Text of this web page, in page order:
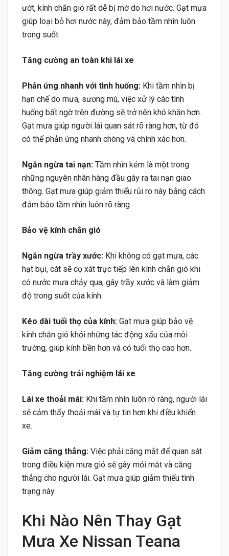
ướt, kính chắn gió rất dễ bị mờ do hơi nước. Gạt mưa
giúp loại bỏ hơi nước này, đảm bảo tầm nhìn luôn
trong suốt.
Tăng cường an toàn khi lái xe
Phản ứng nhanh với tình huống: Khi tầm nhìn bị
hạn chế do mưa, sương mù, việc xử lý các tình
huống bất ngờ trên đường sẽ trở nên khó khăn hơn.
Gạt mưa giúp người lái quan sát rõ ràng hơn, từ đó
có thể phản ứng nhanh chóng và chính xác hơn.
Ngăn ngừa tai nạn: Tầm nhìn kém là một trong
những nguyên nhân hàng đầu gây ra tai nạn giao
thông. Gạt mưa giúp giảm thiểu rủi ro này bằng cách
đảm bảo tầm nhìn luôn rõ ràng.
Bảo vệ kính chắn gió
Ngăn ngừa trầy xước: Khi không có gạt mưa, các
hạt bụi, cát sẽ cọ xát trực tiếp lên kính chắn gió khi
có nước mưa chảy qua, gây trầy xước và làm giảm
độ trong suốt của kính.
Kéo dài tuổi thọ của kính: Gạt mưa giúp bảo vệ
kính chắn gió khỏi những tác động xấu của môi
trường, giúp kính bền hơn và có tuổi thọ cao hơn.
Tăng cường trải nghiệm lái xe
Lái xe thoải mái: Khi tầm nhìn luôn rõ ràng, người lái
sẽ cảm thấy thoải mái và tự tin hơn khi điều khiển
xe.
Giảm căng thẳng: Việc phải căng mắt để quan sát
trong điều kiện mưa gió sẽ gây mỏi mắt và căng
thẳng cho người lái. Gạt mưa giúp giảm thiểu tình
trạng này.
Khi Nào Nên Thay Gạt
Mưa Xe Nissan Teana